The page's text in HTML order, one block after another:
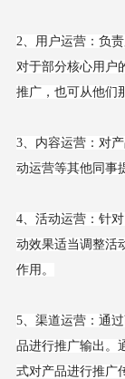
2、用户运营：负
对于部分核心用户
推广，也可从他们
3、内容运营：对
动运营等其他同事
4、活动运营：针
动效果适当调整活
作用。
5、渠道运营：通
品进行推广输出。
式对产品进行推广